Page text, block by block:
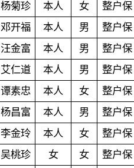
杨菊珍 本人 女 整户保
邓开福 本人 男 整户保
汪金富 本人 男 整户保
艾仁道 本人 男 整户保
谭素忠 本人 女 整户保
杨昌富 本人 男 整户保
李金玲 本人 女 整户保
吴桃珍 女 女 整户保